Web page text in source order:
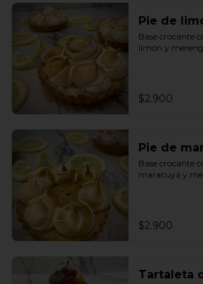
Pie de
Base crocante
limón y
$2.900
Pie de
Base crocante
maracuyá y
$2.900
Tartaleta